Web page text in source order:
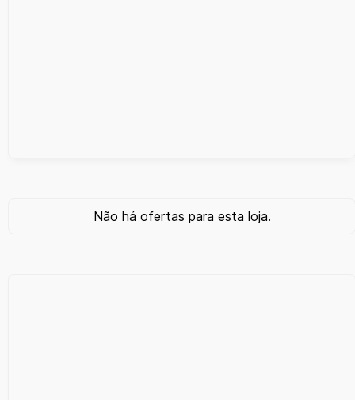
Não há ofertas para esta loja.